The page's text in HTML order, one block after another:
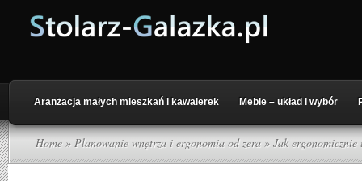
Aranżacja małych mieszkań i kawalerek Meble – układ i wybór
Home » Planowanie wnętrza i ergonomia od zera » Jak